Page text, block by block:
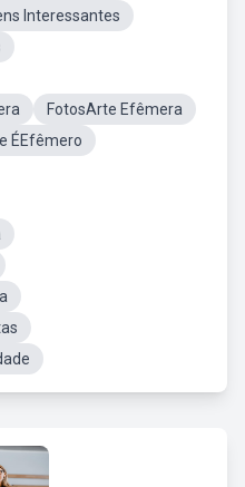
Interessantes
FotosArte Efêmera
ÉEfêmero